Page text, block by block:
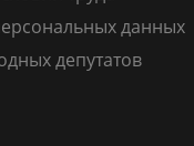
данных
депутатов